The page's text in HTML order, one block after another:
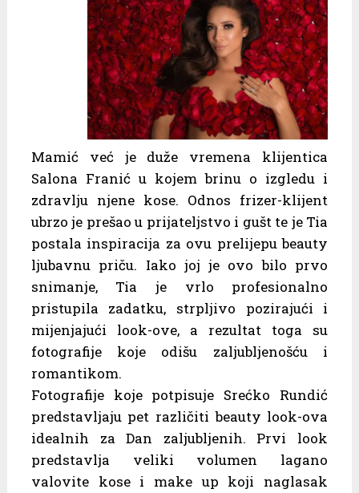
Mamić već je duže vremena klijentica
Salona Franić u kojem brinu o izgledu i
zdravlju njene kose. Odnos frizer-klijent
ubrzo je prešao u prijateljstvo i gušt te je Tia
postala inspiracija za ovu prelijepu beauty
ljubavnu priču. Iako joj je ovo bilo prvo
snimanje, Tia je vrlo profesionalno
pristupila zadatku, strpljivo pozirajući i
mijenjajući look-ove, a rezultat toga su
fotografije koje odišu zaljubljenošću i
romantikom.
Fotografije koje potpisuje Srećko Rundić
predstavljaju pet različiti beauty look-ova
idealnih za Dan zaljubljenih. Prvi look
predstavlja veliki volumen lagano
valovite kose i make up koji naglasak